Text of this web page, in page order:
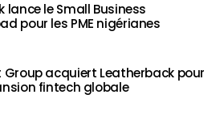
lance le Small Business
pour les PME nigérianes
Group acquiert Leatherback pour
fintech globale